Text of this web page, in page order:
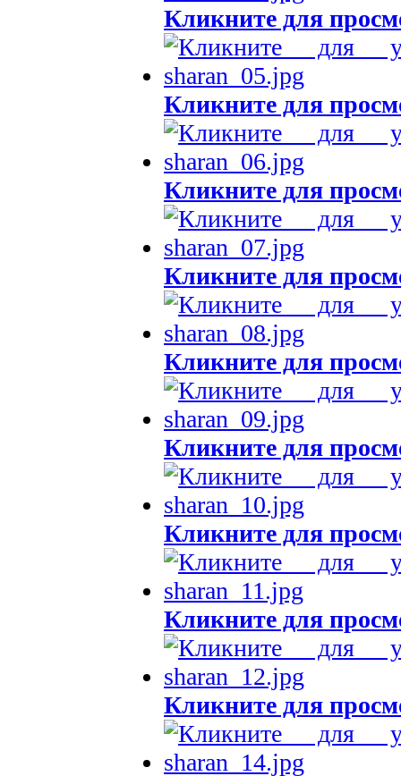
Кликните для
Кликните для
Кликните для
Кликните для
Кликните для
Кликните для
Кликните для
Кликните для
Кликните для